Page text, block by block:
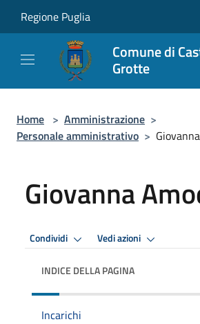
Regione Puglia
Comune di
Grotte
Home > Amministrazione >
Personale amministrativo >
Giovanna
Condividi Vedi azioni
INDICE DELLA PAGINA
Incarichi